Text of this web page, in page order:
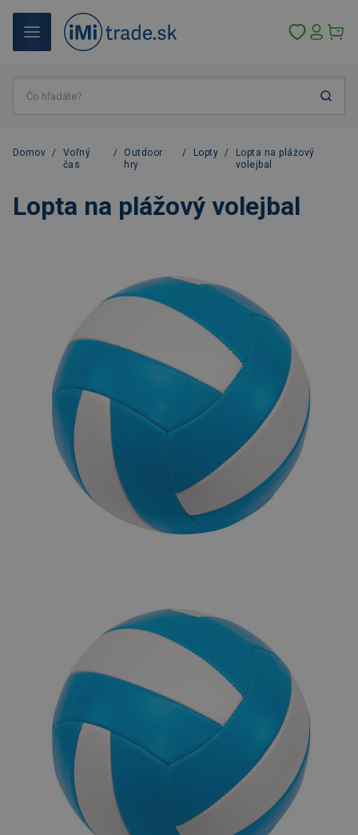
Domov /
Voľný
čas
/
Outdoor
hry
/ Lopty /
Lopta na plážový
volejbal
Lopta na plážový volejbal